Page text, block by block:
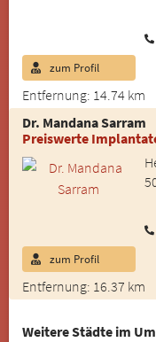
Entfernung: 14.74 km
zum Profil
Dr. Mandana Sarram
Preiswerte
Entfernung: 16.37 km
zum Profil
Weitere Städte im